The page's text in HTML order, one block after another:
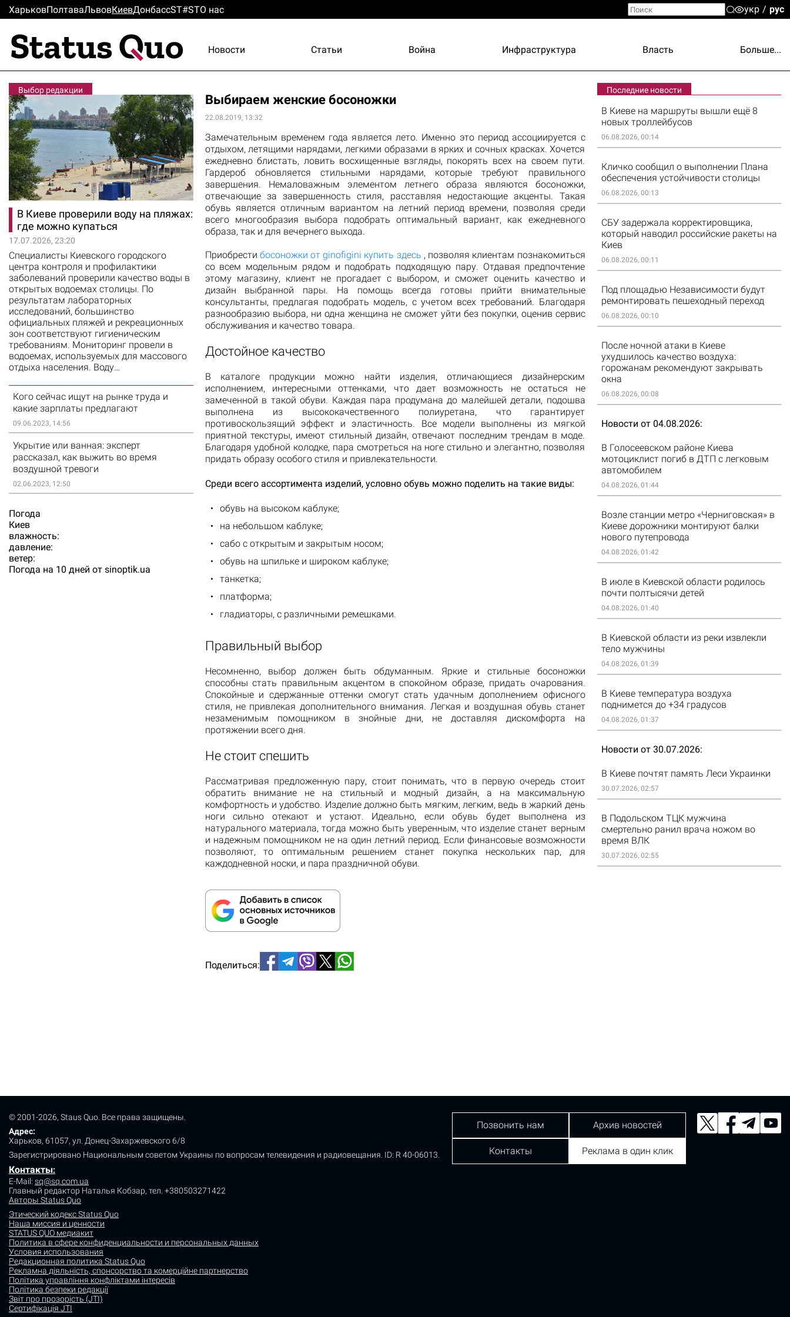
ХарьковПолтаваЛьвовКиевДонбассST#STО нас укр рус
Новости Статьи Война Инфраструктура Власть Больше...
Выбор редакции
В Киеве проверили воду на пляжах:
где можно купаться
17.07.2026, 23:20
Специалисты Киевского городского
центра контроля и профилактики
заболеваний проверили качество воды в
открытых водоемах столицы. По
результатам лабораторных
исследований, большинство
официальных пляжей и рекреационных
зон соответствуют гигиеническим
требованиям. Мониторинг провели в
водоемах, используемых для массового
отдыха населения. Воду…
Кого сейчас ищут на рынке труда и
какие зарплаты предлагают
09.06.2023, 14:56
Укрытие или ванная: эксперт
рассказал, как выжить во время
воздушной тревоги
02.06.2023, 12:50
Погода
Киев
влажность:
давление:
ветер:
Погода на 10 дней от sinoptik.ua
Выбираем женские босоножки
22.08.2019, 13:32
Замечательным временем года является лето. Именно это период ассоциируется с
отдыхом, летящими нарядами, легкими образами в ярких и сочных красках. Хочется
ежедневно блистать, ловить восхищенные взгляды, покорять всех на своем пути.
Гардероб обновляется стильными нарядами, которые требуют правильного
завершения. Немаловажным элементом летнего образа являются босоножки,
отвечающие за завершенность стиля, расставляя недостающие акценты. Такая
обувь является отличным вариантом на летний период времени, позволяя среди
всего многообразия выбора подобрать оптимальный вариант, как ежедневного
образа, так и для вечернего выхода.
Приобрести босоножки от ginofigini купить здесь , позволяя клиентам познакомиться
со всем модельным рядом и подобрать подходящую пару. Отдавая предпочтение
этому магазину, клиент не прогадает с выбором, и сможет оценить качество и
дизайн выбранной пары. На помощь всегда готовы прийти внимательные
консультанты, предлагая подобрать модель, с учетом всех требований. Благодаря
разнообразию выбора, ни одна женщина не сможет уйти без покупки, оценив сервис
обслуживания и качество товара.
Достойное качество
В каталоге продукции можно найти изделия, отличающиеся дизайнерским
исполнением, интересными оттенками, что дает возможность не остаться не
замеченной в такой обуви. Каждая пара продумана до малейшей детали, подошва
выполнена из высококачественного полиуретана, что гарантирует
противоскользящий эффект и эластичность. Все модели выполнены из мягкой
приятной текстуры, имеют стильный дизайн, отвечают последним трендам в моде.
Благодаря удобной колодке, пара смотреться на ноге стильно и элегантно, позволяя
придать образу особого стиля и привлекательности.
Среди всего ассортимента изделий, условно обувь можно поделить на такие виды:
обувь на высоком каблуке;
на небольшом каблуке;
сабо с открытым и закрытым носом;
обувь на шпильке и широком каблуке;
танкетка;
платформа;
гладиаторы, с различными ремешками.
Правильный выбор
Несомненно, выбор должен быть обдуманным. Яркие и стильные босоножки
способны стать правильным акцентом в спокойном образе, придать очарования.
Спокойные и сдержанные оттенки смогут стать удачным дополнением офисного
стиля, не привлекая дополнительного внимания. Легкая и воздушная обувь станет
незаменимым помощником в знойные дни, не доставляя дискомфорта на
протяжении всего дня.
Не стоит спешить
Рассматривая предложенную пару, стоит понимать, что в первую очередь стоит
обратить внимание не на стильный и модный дизайн, а на максимальную
комфортность и удобство. Изделие должно быть мягким, легким, ведь в жаркий день
ноги сильно отекают и устают. Идеально, если обувь будет выполнена из
натурального материала, тогда можно быть уверенным, что изделие станет верным
и надежным помощником не на один летний период. Если финансовые возможности
позволяют, то оптимальным решением станет покупка нескольких пар, для
каждодневной носки, и пара праздничной обуви.
Поделиться:
Последние новости
В Киеве на маршруты вышли ещё 8
новых троллейбусов
06.08.2026, 00:14
Кличко сообщил о выполнении Плана
обеспечения устойчивости столицы
06.08.2026, 00:13
СБУ задержала корректировщика,
который наводил российские ракеты на
Киев
06.08.2026, 00:11
Под площадью Независимости будут
ремонтировать пешеходный переход
06.08.2026, 00:10
После ночной атаки в Киеве
ухудшилось качество воздуха:
горожанам рекомендуют закрывать
окна
06.08.2026, 00:08
Новости от 04.08.2026
В Голосеевском районе Киева
мотоциклист погиб в ДТП с легковым
автомобилем
04.08.2026, 01:44
Возле станции метро «Черниговская» в
Киеве дорожники монтируют балки
нового путепровода
04.08.2026, 01:42
В июле в Киевской области родилось
почти полтысячи детей
04.08.2026, 01:40
В Киевской области из реки извлекли
тело мужчины
04.08.2026, 01:39
В Киеве температура воздуха
поднимется до +34 градусов
04.08.2026, 01:37
Новости от 30.07.2026
В Киеве почтят память Леси Украинки
30.07.2026, 02:57
В Подольском ТЦК мужчина
смертельно ранил врача ножом во
время ВЛК
30.07.2026, 02:55
© 2001-2026, Staus Quo. Все права защищены.
Адрес:
Харьков, 61057, ул. Донец-Захаржевского 6/8
Зарегистрировано Национальным советом Украины по вопросам телевидения и радиовещания. ID: R 40-06013.
Контакты:
E-Mail: sq@sq.com.ua
Главный редактор Наталья Кобзар, тел. +380503271422
Авторы Status Quo
Этический кодекс Status Quo
Наша миссия и ценности
STATUS QUO медиакит
Политика в сфере конфиденциальности и персональных данных
Условия использования
Редакционная политика Status Quo
Рекламна діяльність, спонсорство та комерційне партнерство
Політика управління конфліктами інтересів
Політика безпеки редакції
Звіт про прозорість (JTI)
Сертифікація JTI
Позвонить нам Архив новостей
Контакты Реклама в один клик